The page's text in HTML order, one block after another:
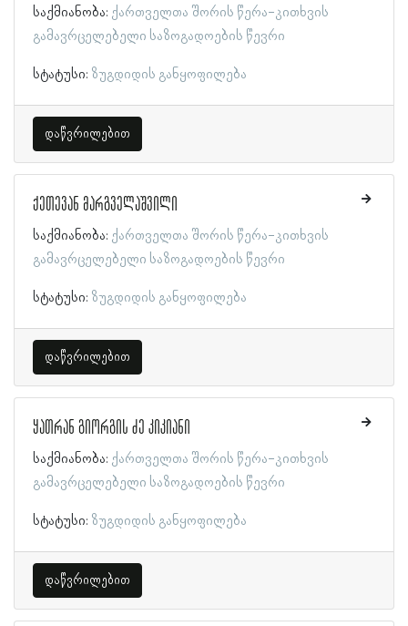
საქმიანობა: ქართველთა შორის წერა-კითხვის
გამავრცელებელი საზოგადოების წევრი
სტატუსი: ზუგდიდის განყოფილება
დაწვრილებით
ქეთევან მარგველაშვილი
საქმიანობა: ქართველთა შორის წერა-კითხვის
გამავრცელებელი საზოგადოების წევრი
სტატუსი: ზუგდიდის განყოფილება
დაწვრილებით
ყათრან გიორგის ძე კიკიანი
საქმიანობა: ქართველთა შორის წერა-კითხვის
გამავრცელებელი საზოგადოების წევრი
სტატუსი: ზუგდიდის განყოფილება
დაწვრილებით